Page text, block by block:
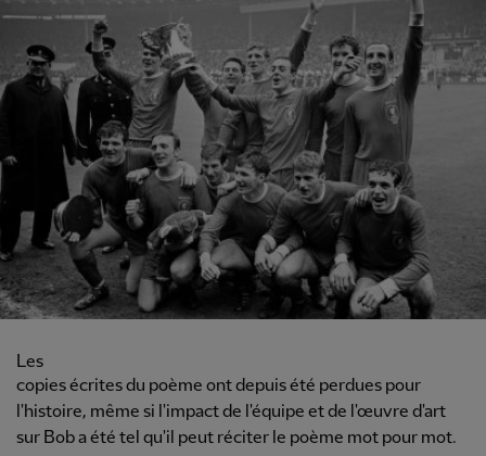
Les
copies écrites du poème ont depuis été perdues pour
l'histoire, même si l'impact de l'équipe et de l'œuvre d'art
sur Bob a été tel qu'il peut réciter le poème mot pour mot.